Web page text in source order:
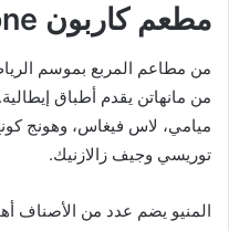
مطعم كاربون Carbone
من مطاعم المربع بموسم
من مانهاتن يقدم أطباق
ميامي، لاس فيغاس، وهونج
توريسي وجيف زالازنيك.
المنيو يضم عدد من الأصناف